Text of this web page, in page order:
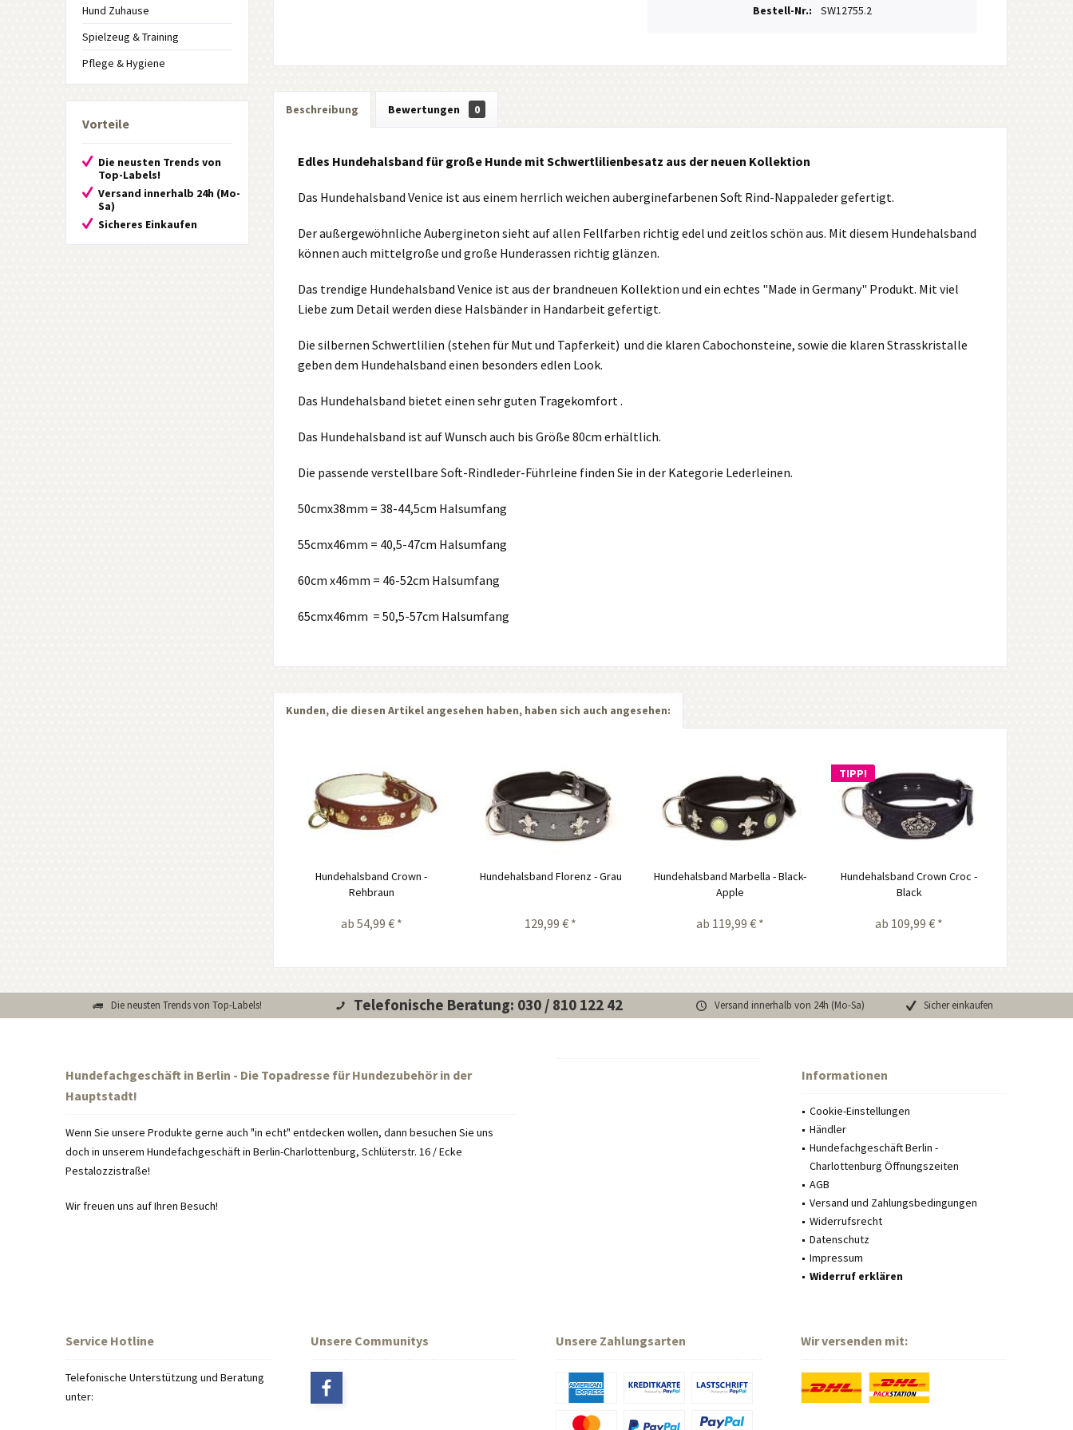
Hund Zuhause
Spielzeug & Training
Pflege & Hygiene
Vorteile
Die neusten Trends von
Top-Labels!
Versand innerhalb 24h (Mo-
Sa)
Sicheres Einkaufen
Bestell-Nr.: SW12755.2
Beschreibung Bewertungen 0
Edles Hundehalsband für große Hunde mit Schwertlilienbesatz aus der neuen Kollektion
Das Hundehalsband Venice ist aus einem herrlich weichen auberginefarbenen Soft Rind-Nappaleder gefertigt.
Der außergewöhnliche Aubergineton sieht auf allen Fellfarben richtig edel und zeitlos schön aus. Mit diesem Hundehalsband
können auch mittelgroße und große Hunderassen richtig glänzen.
Das trendige Hundehalsband Venice ist aus der brandneuen Kollektion und ein echtes "Made in Germany" Produkt. Mit viel
Liebe zum Detail werden diese Halsbänder in Handarbeit gefertigt.
Die silbernen Schwertlilien (stehen für Mut und Tapferkeit) und die klaren Cabochonsteine, sowie die klaren Strasskristalle
geben dem Hundehalsband einen besonders edlen Look.
Das Hundehalsband bietet einen sehr guten Tragekomfort .
Das Hundehalsband ist auf Wunsch auch bis Größe 80cm erhältlich.
Die passende verstellbare Soft-Rindleder-Führleine finden Sie in der Kategorie Lederleinen.
50cmx38mm = 38-44,5cm Halsumfang
55cmx46mm = 40,5-47cm Halsumfang
60cm x46mm = 46-52cm Halsumfang
65cmx46mm = 50,5-57cm Halsumfang
Kunden, die diesen Artikel angesehen haben, haben sich auch angesehen:
Hundehalsband Crown -
Rehbraun
ab 54,99 € *
Hundehalsband Florenz - Grau
129,99 € *
Hundehalsband Marbella - Black-
Apple
ab 119,99 € *
TIPP!
Hundehalsband Crown Croc -
Black
ab 109,99 € *
Die neusten Trends von Top-Labels! Telefonische Beratung: 030 / 810 122 42 Versand innerhalb von 24h (Mo-Sa) Sicher einkaufen
Hundefachgeschäft in Berlin - Die Topadresse für Hundezubehör in der
Hauptstadt!
Wenn Sie unsere Produkte gerne auch "in echt" entdecken wollen, dann besuchen Sie uns
doch in unserem Hundefachgeschäft in Berlin-Charlottenburg, Schlüterstr. 16 / Ecke
Pestalozzistraße!
Wir freuen uns auf Ihren Besuch!
Informationen
Cookie-Einstellungen
Händler
Hundefachgeschäft Berlin -
Charlottenburg Öffnungszeiten
AGB
Versand und Zahlungsbedingungen
Widerrufsrecht
Datenschutz
Impressum
Widerruf erklären
Service Hotline
Telefonische Unterstützung und Beratung
unter:
Unsere Communitys Unsere Zahlungsarten Wir versenden mit: